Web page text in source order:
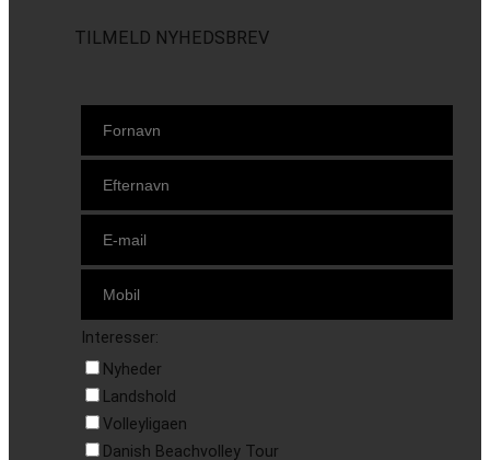
TILMELD NYHEDSBREV
Interesser:
Nyheder
Landshold
Volleyligaen
Danish Beachvolley Tour